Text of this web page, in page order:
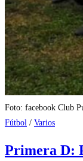
Foto: facebook Club
Fútbol / Varios
Primera D: